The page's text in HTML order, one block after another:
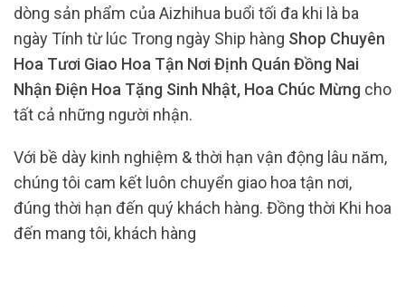
dòng sản phẩm của Aizhihua buổi tối đa khi là ba
ngày Tính từ lúc Trong ngày Ship hàng Shop Chuyên
Hoa Tươi Giao Hoa Tận Nơi Định Quán Đồng Nai
Nhận Điện Hoa Tặng Sinh Nhật, Hoa Chúc Mừng cho
tất cả những người nhận.
Với bề dày kinh nghiệm & thời hạn vận động lâu năm,
chúng tôi cam kết luôn chuyển giao hoa tận nơi,
đúng thời hạn đến quý khách hàng. Đồng thời Khi hoa
đến mang tôi, khách hàng